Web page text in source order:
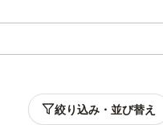
絞り込み・並び替え